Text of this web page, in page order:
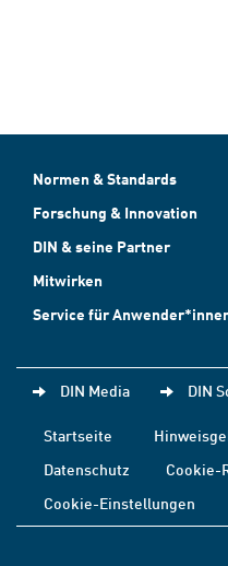
Normen & Standards
Forschung & Innovation
DIN & seine Partner
Mitwirken
Service für
DIN Media DIN
Startseite
Datenschutz
Cookie-
Cookie-Einstellungen